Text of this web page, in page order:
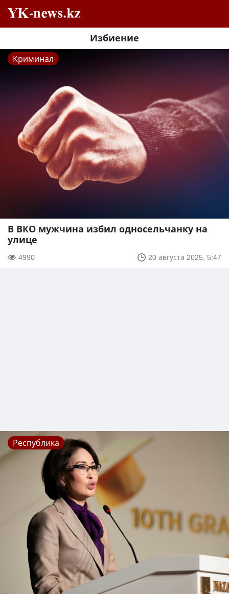
Избиение
Криминал
В ВКО мужчина избил односельчанку на
улице
4990 20 августа 2025, 5:47
Республика